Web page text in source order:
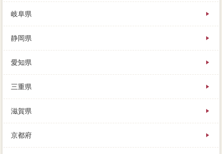
岐阜県
静岡県
愛知県
三重県
滋賀県
京都府